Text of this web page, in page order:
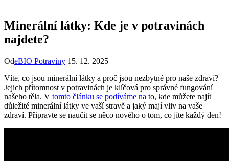
Minerální látky: Kde je v potravinách
najdete?
OdeBIO Potraviny 15. 12. 2025
Víte, co jsou minerální látky a proč jsou nezbytné pro naše zdraví?
Jejich přítomnost v potravinách je klíčová pro správné fungování
našeho těla. V tomto článku se podíváme na to, kde můžete najít
důležité minerální látky ve vaší stravě a jaký mají vliv na vaše
zdraví. Připravte se naučit se něco nového o tom, co jíte každý den!